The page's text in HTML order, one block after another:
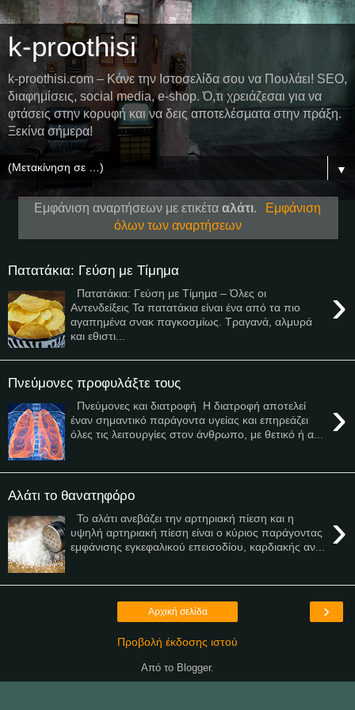
k-proothisi
k-proothisi.com – Κάνε την Ιστοσελίδα σου να Πουλάει! SEO,
διαφημίσεις, social media, e-shop. Ό,τι χρειάζεσαι για να
φτάσεις στην κορυφή και να δεις αποτελέσματα στην πράξη.
Ξεκίνα σήμερα!
▼
Εμφάνιση αναρτήσεων με ετικέτααλάτι.
Εμφάνιση
όλων των αναρτήσεων
Πατατάκια: Γεύση με Τίμημα
›
Πατατάκια: Γεύση με Τίμημα – Όλες οι
Αντενδείξεις Τα πατατάκια είναι ένα από τα πιο
αγαπημένα σνακ παγκοσμίως. Τραγανά, αλμυρά
και εθιστι...
Πνεύμονες προφυλάξτε τους
›
Πνεύμονες και διατροφή Η διατροφή αποτελεί
έναν σημαντικό παράγοντα υγείας και επηρεάζει
όλες τις λειτουργίες στον άνθρωπο, με θετικό ή α...
Αλάτι το θανατηφόρο
›
Το αλάτι ανεβάζει την αρτηριακή πίεση και η
υψηλή αρτηριακή πίεση είναι ο κύριος παράγοντας
εμφάνισης εγκεφαλικού επεισοδίου, καρδιακής αν...
›
Αρχική σελίδα
Προβολή έκδοσης ιστού
Από το Blogger.